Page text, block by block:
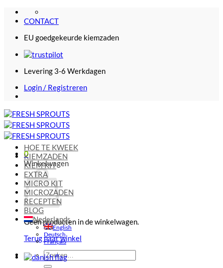
naar
CONTACT
EU goedgekeurde kiemzaden
Levering 3-6 Werkdagen
Login / Registreren
0
Winkelwagen
Geen producten in de winkelwagen.
Terug naar winkel
Zoeken
naar:
HOE TE KWEEK
KIEMZADEN
KIEM KIT
EXTRA
MICRO KIT
MICROZADEN
RECEPTEN
BLOG
Nederlands
English
Deutsch
Français